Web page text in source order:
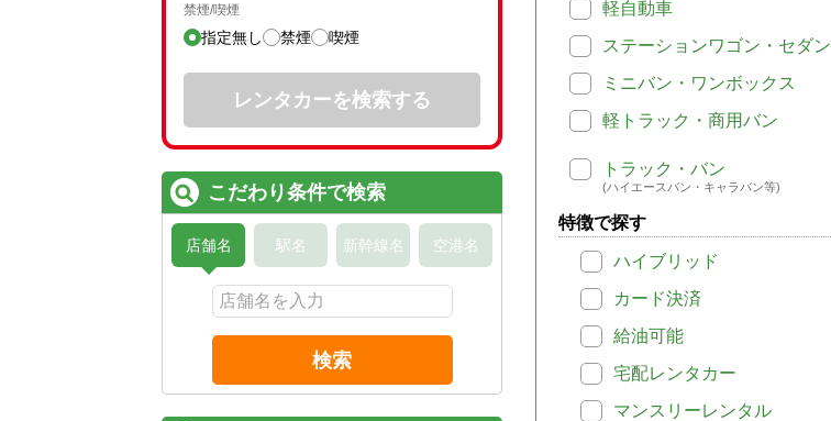
軽自動車
ステーションワゴン・セダン
ミニバン・ワンボックス
軽トラック・商用バン
トラック・バン
(ハイエースバン・キャラバン等)
特徴で探す
ハイブリッド
カード決済
給油可能
宅配レンタカー
マンスリーレンタル
禁煙/喫煙
指定無し 禁煙 喫煙
レンタカーを検索する
こだわり条件で検索
店舗名 駅名 新幹線名 空港名
検索